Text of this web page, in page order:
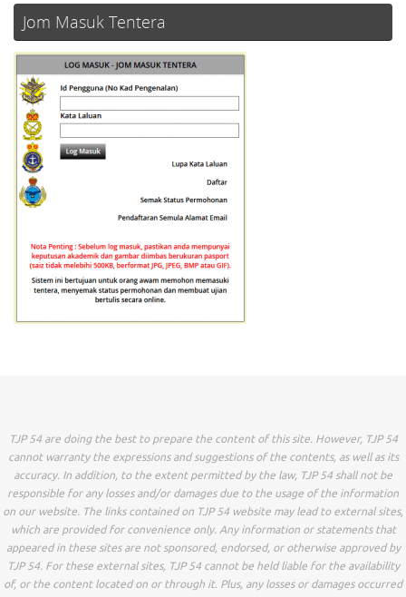
Jom Masuk Tentera
TJP 54 are doing the best to prepare the content of this site. However, TJP 54
cannot warranty the expressions and suggestions of the contents, as well as its
accuracy. In addition, to the extent permitted by the law, TJP 54 shall not be
responsible for any losses and/or damages due to the usage of the information
on our website. The links contained on TJP 54 website may lead to external sites,
which are provided for convenience only. Any information or statements that
appeared in these sites are not sponsored, endorsed, or otherwise approved by
TJP 54. For these external sites, TJP 54 cannot be held liable for the availability
of, or the content located on or through it. Plus, any losses or damages occurred